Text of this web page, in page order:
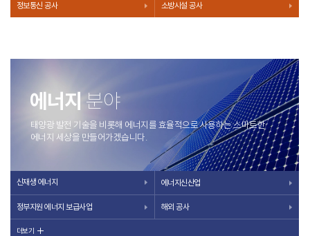
정보통신 공사 소방시설 공사
에너지 분야
태양광 발전 기술을 비롯해 에너지를 효율적으로 사용하는 스마트한
에너지 세상을 만들어가겠습니다.
신재생 에너지 에너지신산업
정부지원 에너지 보급사업 해외 공사
더보기